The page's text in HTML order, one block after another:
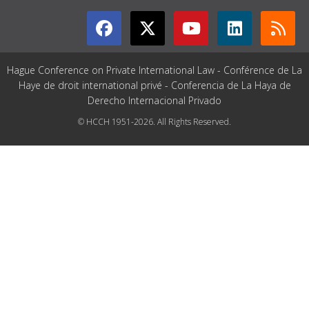
Hague Conference on Private International Law - Conférence de La
Haye de droit international privé - Conferencia de La Haya de
Derecho Internacional Privado
© HCCH 1951-2026. All Rights Reserved.